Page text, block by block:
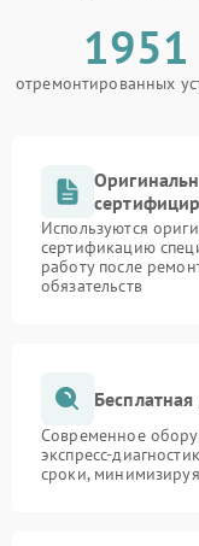
1951
отремонтированных
Используются
сертификацию
работу после
обязательств
Современное
экспресс-
сроки,